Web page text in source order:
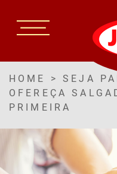
HOME >SEJA
OFEREÇA
PRIMEIRA